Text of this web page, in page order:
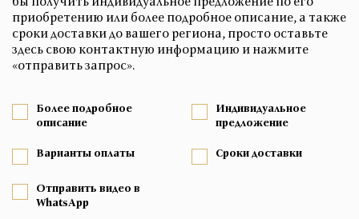
приобретению или более подробное описание, а также
сроки доставки до вашего региона, просто оставьте
здесь свою контактную информацию и нажмите
«отправить запрос».
Более подробное
описание
Индивидуальное
предложение
Варианты оплаты Сроки доставки
Отправить видео в
WhatsApp